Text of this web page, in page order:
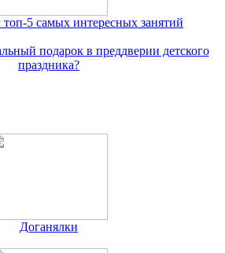
топ-5 самых интересных занятий
подарок в преддверии детского
праздника?
Доганялки